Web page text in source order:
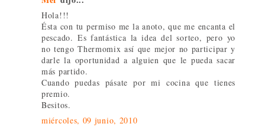
Hola!!!
Ésta con tu permiso me la anoto, que me encanta el
pescado. Es fantástica la idea del sorteo, pero yo
no tengo Thermomix así que mejor no participar y
darle la oportunidad a alguien que le pueda sacar
más partido.
Cuando puedas pásate por mi cocina que tienes
premio.
Besitos.
miércoles, 09 junio, 2010